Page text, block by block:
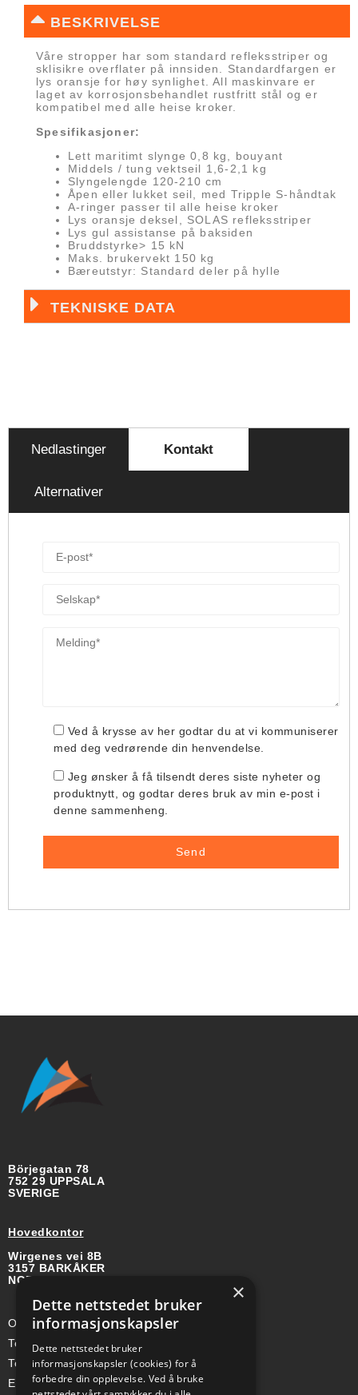
BESKRIVELSE
Våre stropper har som standard refleksstriper og
sklisikre overflater på innsiden. Standardfargen er
lys oransje for høy synlighet. All maskinvare er
laget av korrosjonsbehandlet rustfritt stål og er
kompatibel med alle heise kroker.
Spesifikasjoner:
Lett maritimt slynge 0,8 kg, bouyant
Middels / tung vektseil 1,6-2,1 kg
Slyngelengde 120-210 cm
Åpen eller lukket seil, med Tripple S-håndtak
A-ringer passer til alle heise kroker
Lys oransje deksel, SOLAS refleksstriper
Lys gul assistanse på baksiden
Bruddstyrke> 15 kN
Maks. brukervekt 150 kg
Bæreutstyr: Standard deler på hylle
TEKNISKE DATA
Nedlastinger Kontakt
Alternativer
Ved å krysse av her godtar du at vi kommuniserer
med deg vedrørende din henvendelse.
Jeg ønsker å få tilsendt deres siste nyheter og
produktnytt, og godtar deres bruk av min e-post i
denne sammenheng.
Börjegatan 78
752 29 UPPSALA
SVERIGE
Hovedkontor
Wirgenes vei 8B
3157 BARKÅKER
NORGE
Org-nr: 985 958 203 MVA
Telefon (Nor): +47 334 50 910
Telefon (Swe): +46 70-748 08 19
E-post: sales@a-ss.net
×
Dette nettstedet bruker
informasjonskapsler
Dette nettstedet bruker
informasjonskapsler (cookies) for å
forbedre din opplevelse. Ved å bruke